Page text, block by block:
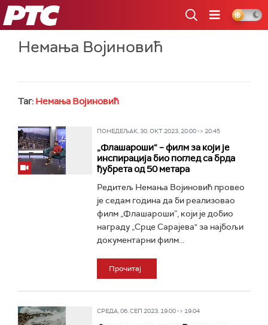
РТС
Немања Војиновић
Таг: Немања Војиновић
ПОНЕДЕЉАК, 30. ОКТ 2023, 20:00 -> 20:45
„Флашароши“ – филм за који је
инспирација био поглед са брда
ђубрета од 50 метара
Редитељ Немања Војиновић провео
је седам година да би реализовао
филм „Флашароши”, који је добио
награду „Срце Сарајева" за најбољи
документарни филм...
Прочитај
СРЕДА, 06. СЕП 2023, 19:00 -> 19:04